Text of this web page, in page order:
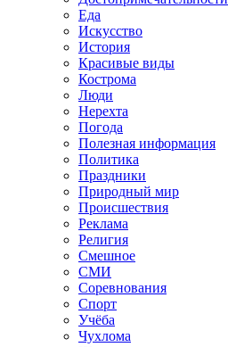
Еда
Искусство
История
Красивые виды
Кострома
Люди
Нерехта
Погода
Полезная информация
Политика
Праздники
Природный мир
Происшествия
Реклама
Религия
Смешное
СМИ
Соревнования
Спорт
Учёба
Чухлома